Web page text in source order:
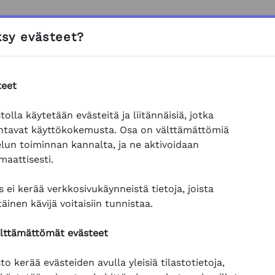
TUKI JA OHJEET
kestävä
Kasvinsuojeluaineiden
kasvinsuojeluaineiden kestävästä käytöstä
ja tehtävät ovat vapaasti selattavissa ja
osio kerrallaan.
suorittaa kirjautuneena, jos:
että etenemisesi ja suorituksesi jää muistiin.
evästeet?
käytetään evästeitä ja liitännäisiä, jotka
käyttökokemusta. Osa on välttämättömiä
toiminnan kannalta, ja ne aktivoidaan
ei kerää verkkosivukäynneistä tietoja, joista
kävijä voitaisiin tunnistaa.
evästeet
kerää evästeiden avulla yleisiä tilastotietoja,